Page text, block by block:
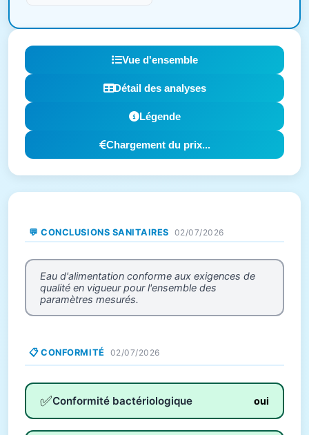
Vue d'ensemble
Détail des analyses
Légende
Chargement du prix...
💬 CONCLUSIONS SANITAIRES 02/07/2026
Eau d'alimentation conforme aux exigences de
qualité en vigueur pour l'ensemble des
paramètres mesurés.
📋 CONFORMITÉ 02/07/2026
✅Conformité bactériologique oui